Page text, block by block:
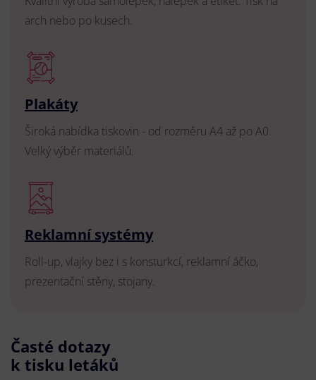
arch nebo po kusech.
Plakáty
Široká nabídka tiskovin - od rozměru A4 až po A0.
Velký výběr materiálů.
Reklamní systémy
Roll-up, vlajky bez i s konsturkcí, reklamní áčko,
prezentační stěny, stojany.
Časté dotazy
k tisku letáků